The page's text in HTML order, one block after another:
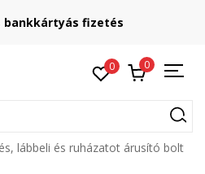
bankkártyás fizetés
0 0
lábbeli és ruházatot árusító bolt